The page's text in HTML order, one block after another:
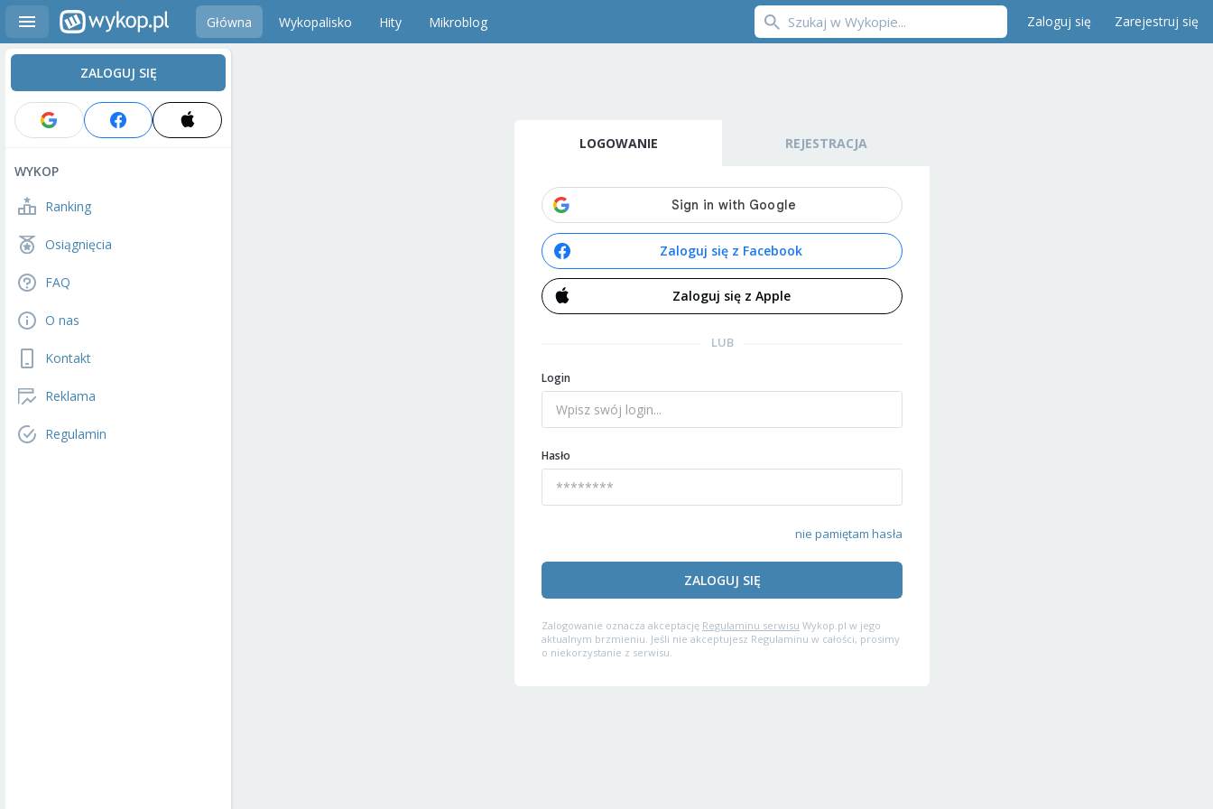
Główna Wykopalisko Hity Mikroblog Zaloguj się Zarejestruj się
ZALOGUJ SIĘ
WYKOP
Ranking
Osiągnięcia
FAQ
O nas
Kontakt
Reklama
Regulamin
LOGOWANIE REJESTRACJA
Zaloguj się z Facebook
Zaloguj się z Apple
LUB
Login
Hasło
nie pamiętam hasła
ZALOGUJ SIĘ
Zalogowanie oznacza akceptację Regulaminu serwisu Wykop.pl w jego
aktualnym brzmieniu. Jeśli nie akceptujesz Regulaminu w całości, prosimy
o niekorzystanie z serwisu.